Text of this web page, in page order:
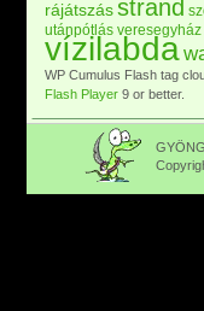
rájátszás strand
utánpótlás veresegyház
vízilabda
WP Cumulus Flash tag
Flash Player 9 or better.